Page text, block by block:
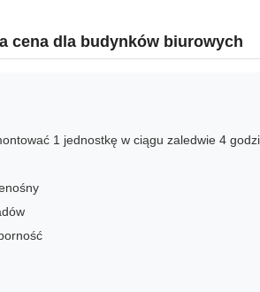
cena dla budynków biurowych
1 jednostkę w ciągu zaledwie 4